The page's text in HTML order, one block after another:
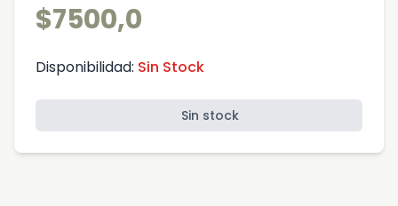
$7500,0
Disponibilidad: Sin Stock
Sin stock